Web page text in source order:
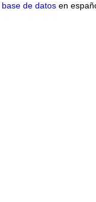
base de datos en